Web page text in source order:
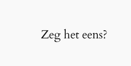
Zeg het eens?